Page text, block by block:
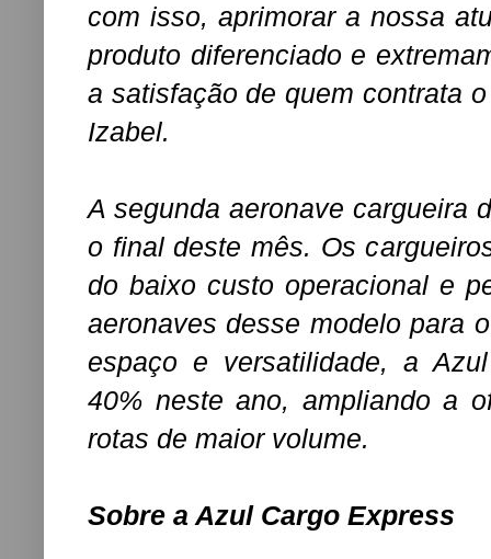
com isso, aprimorar a nossa
produto diferenciado e
a satisfação de quem contrata
Izabel.
A segunda aeronave cargueira
o final deste mês. Os
do baixo custo operacional e
aeronaves desse modelo para
espaço e versatilidade, a
40% neste ano, ampliando a
rotas de maior volume.
Sobre a Azul Cargo Express